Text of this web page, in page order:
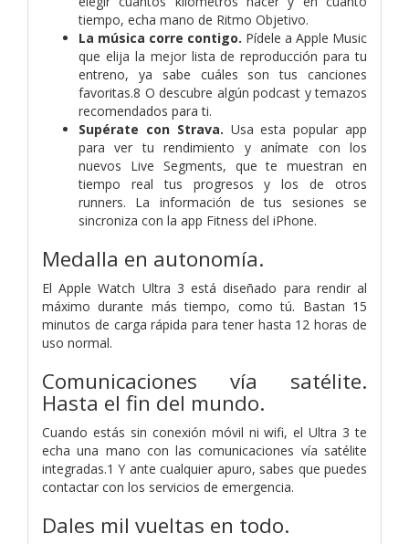
tiempo, echa mano de Ritmo Objetivo.
La música corre contigo. Pídele a Apple Music
que elija la mejor lista de reproducción para tu
entreno, ya sabe cuáles son tus canciones
favoritas.8 O descubre algún podcast y temazos
recomendados para ti.
Supérate con Strava. Usa esta popular app
para ver tu rendimiento y anímate con los
nuevos Live Segments, que te muestran en
tiempo real tus progresos y los de otros
runners. La información de tus sesiones se
sincroniza con la app Fitness del iPhone.
Medalla en autonomía.
El Apple Watch Ultra 3 está diseñado para rendir al
máximo durante más tiempo, como tú. Bastan 15
minutos de carga rápida para tener hasta 12 horas de
uso normal.
Comunicaciones vía satélite.
Hasta el fin del mundo.
Cuando estás sin conexión móvil ni wifi, el Ultra 3 te
echa una mano con las comunicaciones vía satélite
integradas.1 Y ante cualquier apuro, sabes que puedes
contactar con los servicios de emergencia.
Dales mil vueltas en todo.